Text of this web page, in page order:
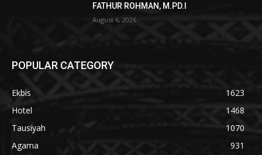
FATHUR ROHMAN, M.PD.I
August 6, 2026
POPULAR CATEGORY
Ekbis
1623
Hotel
1468
Tausiyah
1070
Agama
931